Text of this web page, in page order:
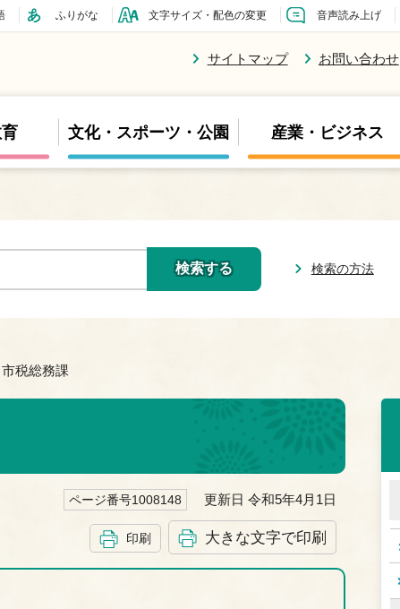
ふりがな 文字サイズ・配色の変更 音声読み上げ
サイトマップ お問い合わせ
文化・スポーツ・公園 産業・ビジネス
検索の方法
税総務課
ページ番号1008148 更新日 令和5年4月1日
印刷 大きな文字で印刷